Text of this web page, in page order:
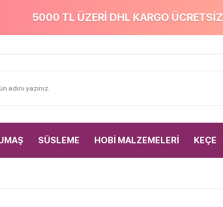
5000 TL ÜZERİ DHL KARGO ÜCRETSİZ
SÜSLEME HOBİ MALZEMELERİ KEÇE